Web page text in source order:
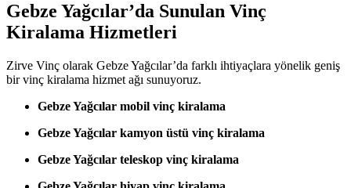
Gebze Yağcılar’da Sunulan Vinç
Kiralama Hizmetleri
Zirve Vinç olarak Gebze Yağcılar’da farklı ihtiyaçlara yönelik geniş
bir vinç kiralama hizmet ağı sunuyoruz.
Gebze Yağcılar mobil vinç kiralama
Gebze Yağcılar kamyon üstü vinç kiralama
Gebze Yağcılar teleskop vinç kiralama